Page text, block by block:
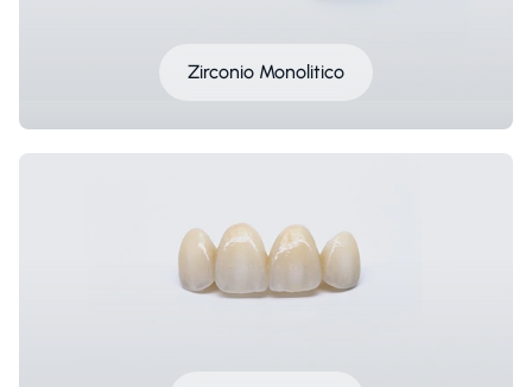
Zirconio Monolitico